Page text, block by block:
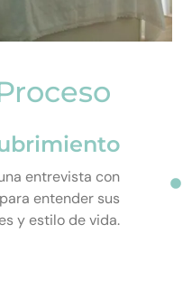
entrevista con
entender sus
y estilo de vida.